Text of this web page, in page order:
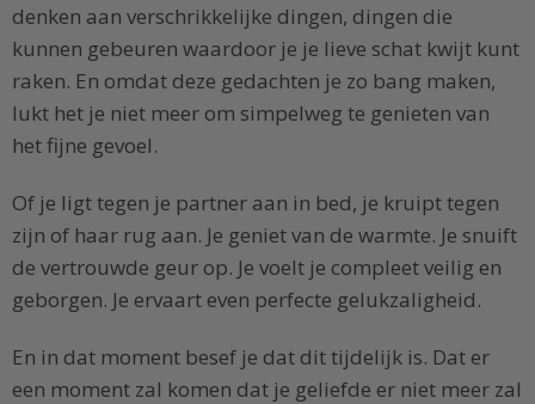
denken aan verschrikkelijke dingen, dingen die
kunnen gebeuren waardoor je je lieve schat kwijt kunt
raken. En omdat deze gedachten je zo bang maken,
lukt het je niet meer om simpelweg te genieten van
het fijne gevoel.
Of je ligt tegen je partner aan in bed, je kruipt tegen
zijn of haar rug aan. Je geniet van de warmte. Je snuift
de vertrouwde geur op. Je voelt je compleet veilig en
geborgen. Je ervaart even perfecte gelukzaligheid.
En in dat moment besef je dat dit tijdelijk is. Dat er
een moment zal komen dat je geliefde er niet meer zal